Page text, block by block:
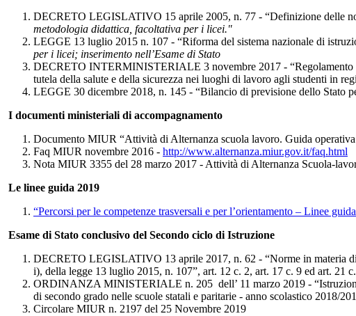
DECRETO LEGISLATIVO 15 aprile 2005, n. 77 - “Definizione delle
metodologia didattica, facoltativa per i licei."
LEGGE 13 luglio 2015 n. 107 - “Riforma del sistema nazionale di
per i licei; inserimento nell’Esame di Stato
DECRETO INTERMINISTERIALE 3 novembre 2017 - “Regolamento
tutela della salute e della sicurezza nei luoghi di lavoro agli studenti in
LEGGE 30 dicembre 2018, n. 145 - “Bilancio di previsione dello Stato
I documenti ministeriali di accompagnamento
Documento MIUR “Attività di Alternanza scuola lavoro. Guida
Faq MIUR novembre 2016 - http://www.alternanza.miur.gov.it/faq.html
Nota MIUR 3355 del 28 marzo 2017 - Attività di Alternanza Scuola-
Le linee guida 2019
“Percorsi per le competenze trasversali e per l’orientamento – Linee
Esame di Stato conclusivo del Secondo ciclo di Istruzione
DECRETO LEGISLATIVO 13 aprile 2017, n. 62 - “Norme in materia
i), della legge 13 luglio 2015, n. 107”, art. 12 c. 2, art. 17 c. 9 ed art. 21
ORDINANZA MINISTERIALE n. 205 dell’ 11 marzo 2019 -
di secondo grado nelle scuole statali e paritarie - anno scolastico 2018/
Circolare MIUR n. 2197 del 25 Novembre 2019